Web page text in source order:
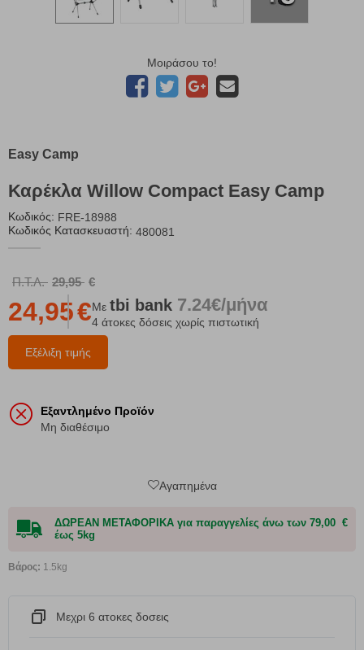
Μοιράσου το!
Easy Camp
Καρέκλα Willow Compact Easy Camp
Κωδικός: FRE-18988
Κωδικός Κατασκευαστή: 480081
Π.Τ.Λ. 29,95 €
Εξέλιξη τιμής
24,95€Με tbi bank 7.24€/μήνα
4 άτοκες δόσεις χωρίς πιστωτική
Εξαντλημένο Προϊόν
Μη διαθέσιμο
Αγαπημένα
ΔΩΡΕΑΝ ΜΕΤΑΦΟΡΙΚΑ για παραγγελίες άνω των 79,00 €
έως 5kg
Βάρος: 1.5kg
Μεχρι 6 ατοκες δοσεις